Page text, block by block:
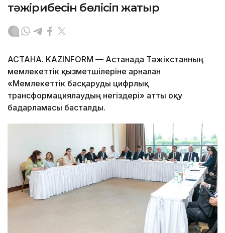
тәжірибесін бөлісіп жатыр
АСТАНА. KAZINFORM — Астанада Тәжікстанның
мемлекеттік қызметшілеріне арналған
«Мемлекеттік басқаруды цифрлық
трансформациялаудың негіздері» атты оқу
бағдарламасы басталды.